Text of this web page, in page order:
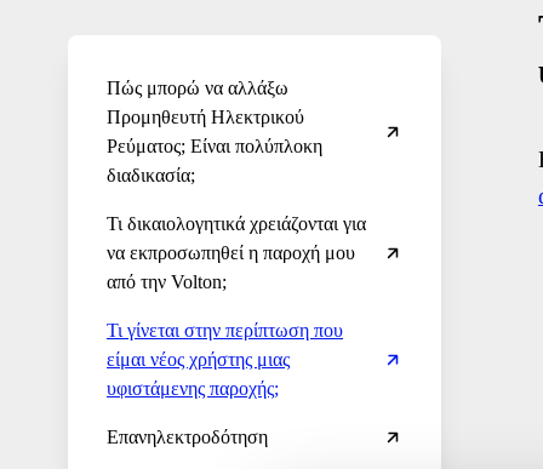
Πώς μπορώ να αλλάξω
Προμηθευτή Ηλεκτρικού
Ρεύματος; Είναι πολύπλοκη
διαδικασία;
Τι δικαιολογητικά χρειάζονται για
να εκπροσωπηθεί η παροχή μου
από την Volton;
Τι γίνεται στην περίπτωση που
είμαι νέος χρήστης μιας
υφιστάμενης παροχής;
Επανηλεκτροδότηση